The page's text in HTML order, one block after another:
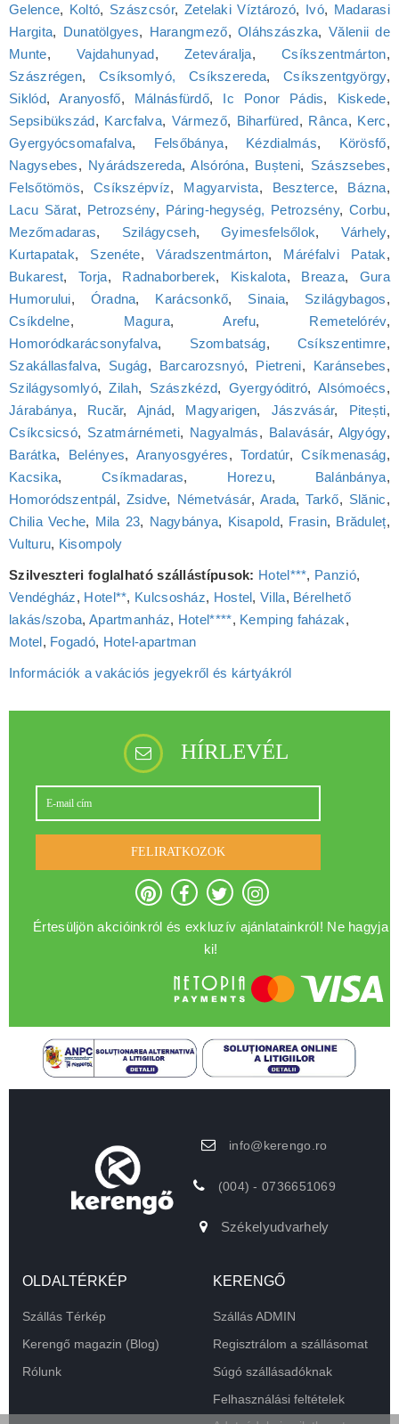
Gelence, Koltó, Szászcsór, Zetelaki Víztározó, Ivó, Madarasi
Hargita, Dunatölgyes, Harangmező,Oláhszászka, Vălenii de
Munte,Vajdahunyad,Zeteváralja,Csíkszentmárton,
Szászrégen, Csíksomlyó, Csíkszereda,Csíkszentgyörgy,
Siklód, Aranyosfő, Málnásfürdő, Ic Ponor Pádis, Kiskede,
Sepsibükszád, Karcfalva, Vármező, Biharfüred, Rânca, Kerc,
Gyergyócsomafalva, Felsőbánya, Kézdialmás, Körösfő,
Nagysebes, Nyárádszereda,Alsóróna, Bușteni, Szászsebes,
Felsőtömös, Csíkszépvíz, Magyarvista, Beszterce, Bázna,
Lacu Sărat, Petrozsény, Páring-hegység, Petrozsény,Corbu,
Mezőmadaras, Szilágycseh,Gyimesfelsőlok, Várhely,
Kurtapatak, Szenéte,Váradszentmárton, Máréfalvi Patak,
Bukarest,Torja, Radnaborberek, Kiskalota, Breaza, Gura
Humorului, Óradna, Karácsonkő, Sinaia, Szilágybagos,
Csíkdelne, Magura,Arefu, Remetelórév,
Homoródkarácsonyfalva, Szombatság, Csíkszentimre,
Szakállasfalva, Sugág, Barcarozsnyó, Pietreni, Karánsebes,
Szilágysomlyó,Zilah, Szászkézd, Gyergyóditró, Alsómoécs,
Járabánya, Rucăr, Ajnád, Magyarigen, Jászvásár, Pitești,
Csíkcsicsó, Szatmárnémeti, Nagyalmás, Balavásár, Algyógy,
Barátka, Belényes, Aranyosgyéres,Tordatúr,Csíkmenaság,
Kacsika, Csíkmadaras, Horezu, Balánbánya,
Homoródszentpál, Zsidve, Németvásár, Arada,Tarkő, Slănic,
Chilia Veche, Mila 23, Nagybánya, Kisapold, Frasin, Brăduleț,
Vulturu, Kisompoly
Szilveszteri foglalható szállástípusok: Hotel***, Panzió,
Vendégház, Hotel**, Kulcsosház, Hostel,Villa, Bérelhető
lakás/szoba, Apartmanház, Hotel****, Kemping faházak,
Motel, Fogadó, Hotel‑apartman
Információk a vakációs jegyekről és kártyákról
HÍRLEVÉL
FELIRATKOZOK
Értesüljön akcióinkról és exkluzív ajánlatainkról! Ne hagyja
ki!
info@kerengo.ro
(004) - 0736651069
Székelyudvarhely
OLDALTÉRKÉP
Szállás Térkép
Kerengő magazin (Blog)
Rólunk
KERENGŐ
Szállás ADMIN
Regisztrálom a szállásomat
Súgó szállásadóknak
Felhasználási feltételek